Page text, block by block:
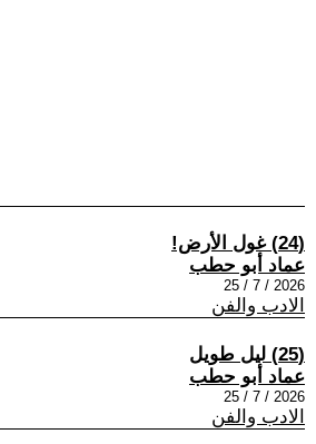
(24) غول الأرض!
عماد أبو حطب
2026 / 7 / 25
الادب والفن
(25) ليل طويل
عماد أبو حطب
2026 / 7 / 25
الادب والفن